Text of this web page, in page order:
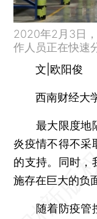
2020年2月3日
作人员正在快速
文|欧阳俊
西南财经大学
最大限度地隔
炎疫情不得不采
的支持。同时，
施存在巨大的负
随着防疫管控